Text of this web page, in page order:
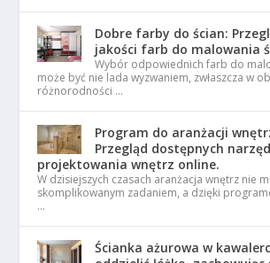
Dobre farby do ścian:
jakości farb do malowania
Wybór odpowiednich farb do
może być nie lada wyzwaniem, zwłaszcza w
różnorodności …
Program do aranżacji
Przegląd dostępnych
projektowania wnętrz online.
W dzisiejszych czasach aranżacja wnętrz nie
skomplikowanym zadaniem, a dzięki
…
Ścianka ażurowa w